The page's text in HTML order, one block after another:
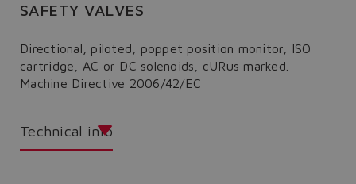
SAFETY VALVES
Directional, piloted, poppet position monitor, ISO
cartridge, AC or DC solenoids, cURus marked.
Machine Directive 2006/42/EC
Technical info